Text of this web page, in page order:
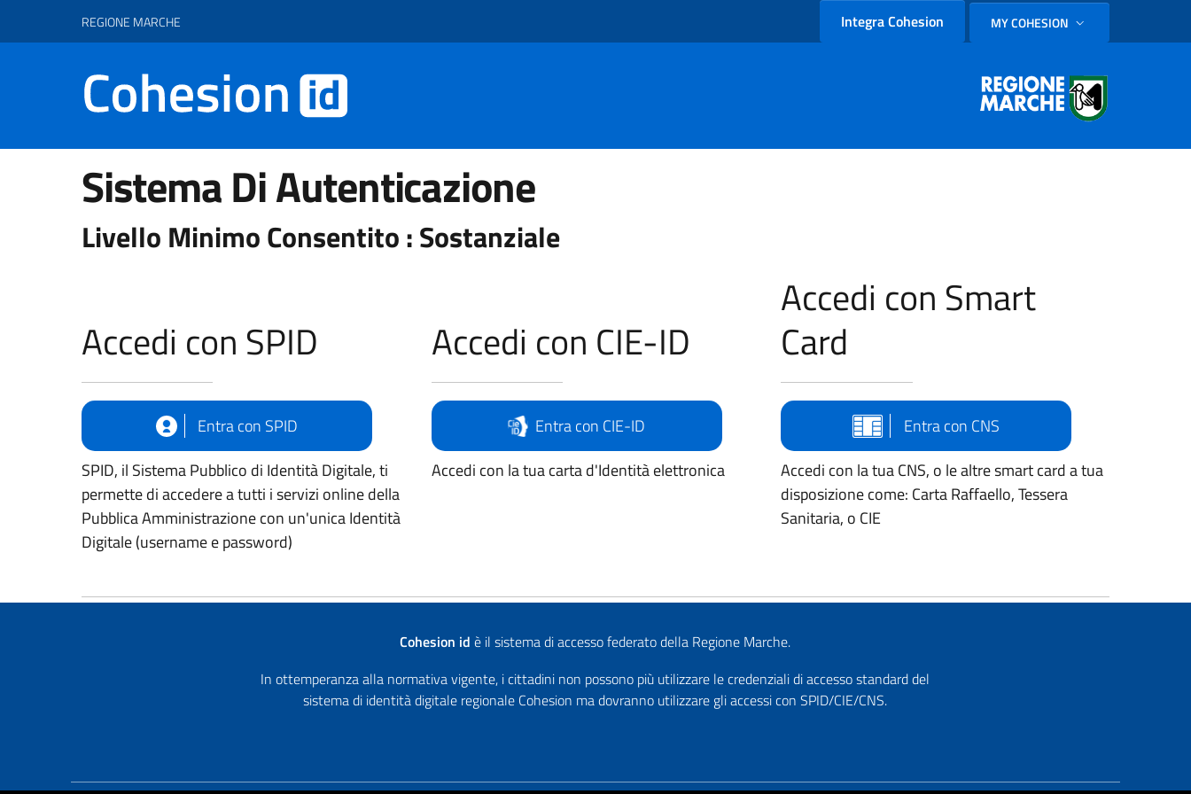
REGIONE MARCHE Integra Cohesion SELEZIONE LINGUA:
MY COHESION
Sistema Di Autenticazione
Livello Minimo Consentito : Sostanziale
Accedi con SPID
Entra con SPID
SPID, il Sistema Pubblico di Identità Digitale, ti
permette di accedere a tutti i servizi online della
Pubblica Amministrazione con un'unica Identità
Digitale (username e password)
Accedi con CIE-ID
Entra con CIE-ID
Accedi con la tua carta d'Identità elettronica
Accedi con Smart
Card
Entra con CNS
Accedi con la tua CNS, o le altre smart card a tua
disposizione come: Carta Raffaello, Tessera
Sanitaria, o CIE
Cohesion id è il sistema di accesso federato della Regione Marche.
In ottemperanza alla normativa vigente, i cittadini non possono più utilizzare le credenziali di accesso standard del
sistema di identità digitale regionale Cohesion ma dovranno utilizzare gli accessi con SPID/CIE/CNS.